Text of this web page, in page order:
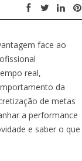
face ao
real,
da
de metas
a performance
e saber o que